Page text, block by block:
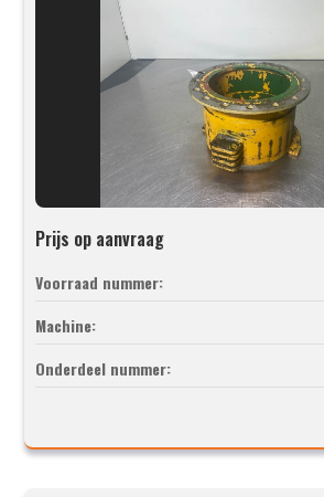
Prijs op aanvraag
Voorraad nummer:
Machine:
Onderdeel nummer: